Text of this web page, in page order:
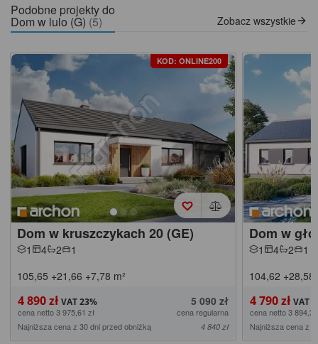
Podobne projekty do
Dom w lulo (G) (5) Zobacz wszystkie
KOD: ONLINE200
Dom w kruszczykach 20 (GE)
1 4 2
1
105,65 +21,66 +7,78 m²
4 890 zł 5 090 zł
cena netto 3 975,61 zł
cena regularna
Najniższa cena z 30 dni przed obniżką
4 840 zł
Dom w
1 4 2
1
104,62 +28,58
4 790 zł
cena netto 3
Najniższa cena z